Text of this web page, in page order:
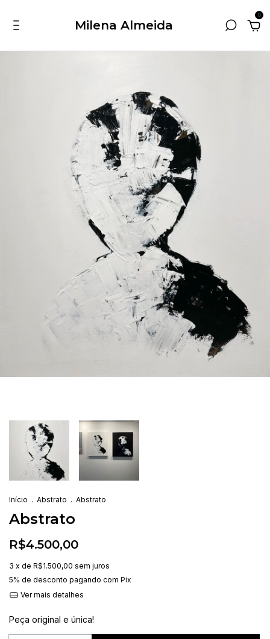
Milena Almeida
0
Início . Abstrato . Abstrato
Abstrato
R$4.500,00
3 x de R$1.500,00 sem juros
5% de desconto pagando com Pix
Ver mais detalhes
Peça original e única!